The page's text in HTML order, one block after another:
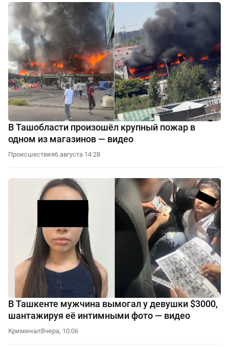
В Ташобласти произошёл крупный пожар в
одном из магазинов — видео
Происшествия6 августа 14:28
В Ташкенте мужчина вымогал у девушки $3000,
шантажируя её интимными фото — видео
КриминалВчера, 10:06